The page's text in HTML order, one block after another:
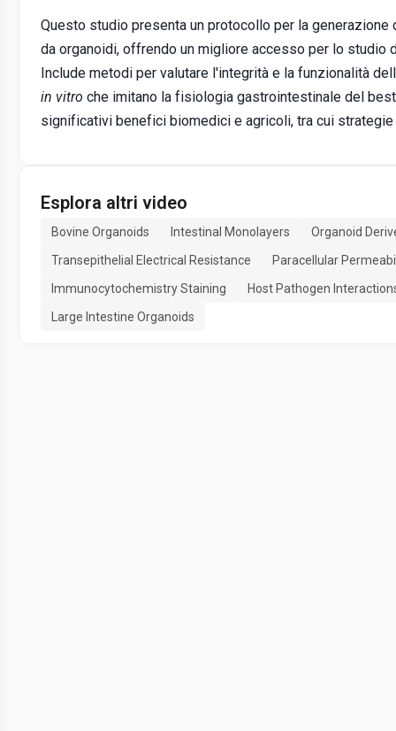
Questo studio presenta un protocollo per la
da organoidi, offrendo un migliore accesso per lo studio
Include metodi per valutare l'integrità e la funzionalità
in vitro che imitano la fisiologia gastrointestinale del
significativi benefici biomedici e agricoli, tra cui strategie
Esplora altri video
Bovine Organoids Intestinal Monolayers
Organoid
Transepithelial Electrical Resistance
Paracellular
Immunocytochemistry Staining
Host Pathogen
Large Intestine Organoids